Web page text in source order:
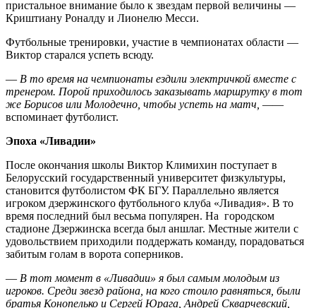
пристальное внимание было к звездам первой величины —
Криштиану Роналду и Лионелю Месси.
Футбольные тренировки, участие в чемпионатах области —
Виктор старался успеть всюду.
— В то время на чемпионаты ездили электричкой вместе с
тренером. Порой приходилось заказывать маршрутку в тот
же Борисов или Молодечно, чтобы успеть на матч, ——
вспоминает футболист.
Эпоха «Ливадии»
После окончания школы Виктор Климихин поступает в
Белорусский государственный университет физкультуры,
становится футболистом ФК БГУ. Параллельно является
игроком дзержинского футбольного клуба «Ливадия». В то
время последний был весьма популярен. На городском
стадионе Дзержинска всегда был аншлаг. Местные жители с
удовольствием приходили поддержать команду, порадоваться
забитым голам в ворота соперников.
— В тот момент в «Ливадии» я был самым молодым из
игроков. Среди звезд района, на кого стоило равняться, были
братья Конопелько и Сергей Юрага, Андрей Скварчевский,